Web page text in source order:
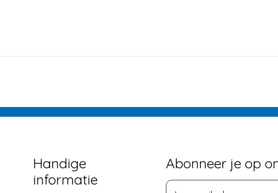
Handige
informatie
Abonneer je op